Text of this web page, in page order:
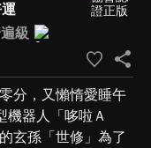
級
分，又懶惰愛睡午
機器人「哆啦Ａ
玄孫「世修」為了